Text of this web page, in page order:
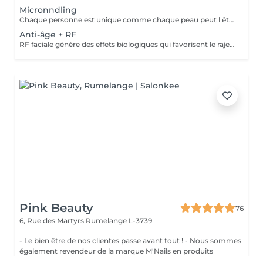
Micronndling
Chaque personne est unique comme chaque peau peut l être. Nous offrons à peau ce dont elle a besoin, exactement pour ça chaque personne sera évaluée avec minutie. Dans ce traitement grâce à la stimulation des papilles dermiques et à la libération de facteurs de croissance, le micronnedling optimise la fonction cellulaire, renforce la structure de la peau et augment naturellement le collagène TGF-3 via une cascade de cicatrisation régénérative.
Anti-âge + RF
RF faciale génère des effets biologiques qui favorisent le rajeunissement grâce à la migration des fibroblastes obtient un effet lifting par la rétraction immédiate du collagène et permet la restructuration de la peau à long terme.
Pink Beauty
76
6, Rue des Martyrs Rumelange L-3739
- Le bien être de nos clientes passe avant tout ! - Nous sommes
également revendeur de la marque M'Nails en produits